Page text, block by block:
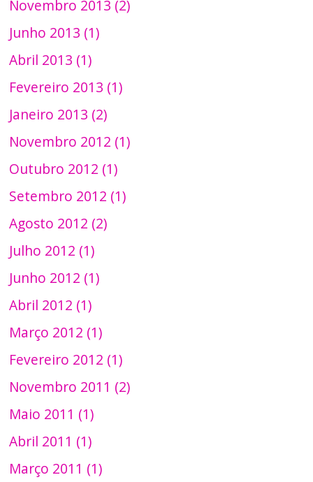
Novembro 2013 (2)
Junho 2013 (1)
Abril 2013 (1)
Fevereiro 2013 (1)
Janeiro 2013 (2)
Novembro 2012 (1)
Outubro 2012 (1)
Setembro 2012 (1)
Agosto 2012 (2)
Julho 2012 (1)
Junho 2012 (1)
Abril 2012 (1)
Março 2012 (1)
Fevereiro 2012 (1)
Novembro 2011 (2)
Maio 2011 (1)
Abril 2011 (1)
Março 2011 (1)